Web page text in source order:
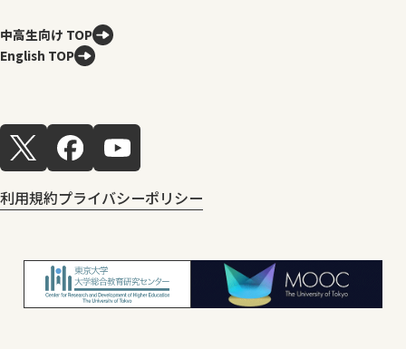
中高生向け TOP
English TOP
利用規約プライバシーポリシー